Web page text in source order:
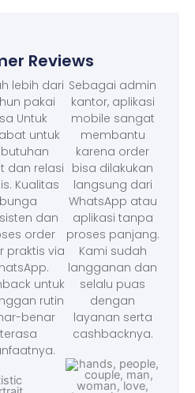
Reviews
lebih dari
pakai
Untuk
untuk
dan relasi
Kualitas
bunga
dan
order
praktis via
untuk
rutin
benar
terasa
Sebagai admin
kantor, aplikasi
mobile sangat
membantu
karena order
bisa dilakukan
langsung dari
WhatsApp atau
aplikasi tanpa
proses panjang.
Kami sudah
langganan dan
selalu puas
dengan
layanan serta
cashbacknya.